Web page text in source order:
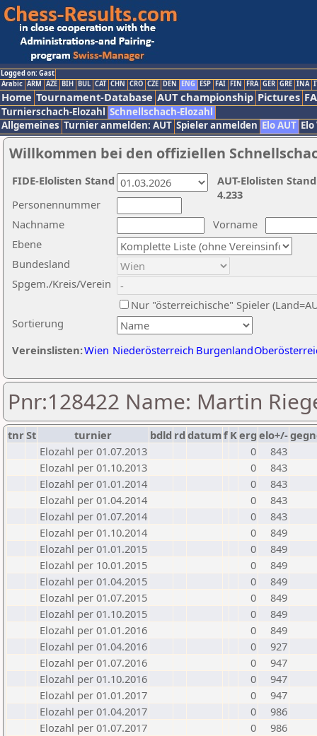
Logged on: Gast
Arabic ARM AZE BIH BUL CAT CHN CRO CZE DEN ENG ESP FAI FIN FRA GER GRE INA
Home Tournament-Database AUT championship Pictures
Turnierschach-Elozahl Schnellschach-Elozahl
Allgemeines Turnier anmelden: AUT Spieler anmelden Elo AUT
Willkommen bei den offiziellen
Nachname
Vorname
Ebene
Sortierung
Personennummer
Bundesland
Spgem./Kreis/Verein
Nur "österreichische" Spieler
Vereinslisten:Wien Niederösterreich Burgenland
AUT-Elolisten
4.233
FIDE-Elolisten Stand
Pnr:128422 Name: Martin
tnrSt turnier bdld rd datumf Kerg elo+/-
Elozahl per 01.07.2013
0
843
Elozahl per 01.10.2013
0
843
Elozahl per 01.01.2014
0
843
Elozahl per 01.04.2014
0
843
Elozahl per 01.07.2014
0
843
Elozahl per 01.10.2014
0
849
Elozahl per 01.01.2015
0
849
Elozahl per 10.01.2015
0
849
Elozahl per 01.04.2015
0
849
Elozahl per 01.07.2015
0
849
Elozahl per 01.10.2015
0
849
Elozahl per 01.01.2016
0
849
Elozahl per 01.04.2016
0
927
Elozahl per 01.07.2016
0
947
Elozahl per 01.10.2016
0
947
Elozahl per 01.01.2017
0
947
Elozahl per 01.04.2017
0
986
Elozahl per 01.07.2017
0
986